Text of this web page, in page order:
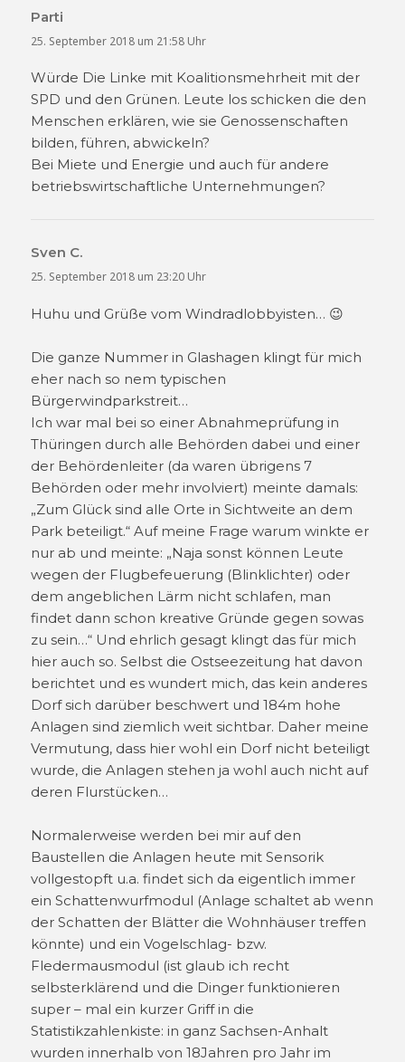
Parti
25. September 2018 um 21:58 Uhr
Würde Die Linke mit Koalitionsmehrheit mit der
SPD und den Grünen. Leute los schicken die den
Menschen erklären, wie sie Genossenschaften
bilden, führen, abwickeln?
Bei Miete und Energie und auch für andere
betriebswirtschaftliche Unternehmungen?
Sven C.
25. September 2018 um 23:20 Uhr
Huhu und Grüße vom Windradlobbyisten… 😉
Die ganze Nummer in Glashagen klingt für mich
eher nach so nem typischen
Bürgerwindparkstreit…
Ich war mal bei so einer Abnahmeprüfung in
Thüringen durch alle Behörden dabei und einer
der Behördenleiter (da waren übrigens 7
Behörden oder mehr involviert) meinte damals:
„Zum Glück sind alle Orte in Sichtweite an dem
Park beteiligt.“ Auf meine Frage warum winkte er
nur ab und meinte: „Naja sonst können Leute
wegen der Flugbefeuerung (Blinklichter) oder
dem angeblichen Lärm nicht schlafen, man
findet dann schon kreative Gründe gegen sowas
zu sein…“ Und ehrlich gesagt klingt das für mich
hier auch so. Selbst die Ostseezeitung hat davon
berichtet und es wundert mich, das kein anderes
Dorf sich darüber beschwert und 184m hohe
Anlagen sind ziemlich weit sichtbar. Daher meine
Vermutung, dass hier wohl ein Dorf nicht beteiligt
wurde, die Anlagen stehen ja wohl auch nicht auf
deren Flurstücken…
Normalerweise werden bei mir auf den
Baustellen die Anlagen heute mit Sensorik
vollgestopft u.a. findet sich da eigentlich immer
ein Schattenwurfmodul (Anlage schaltet ab wenn
der Schatten der Blätter die Wohnhäuser treffen
könnte) und ein Vogelschlag- bzw.
Fledermausmodul (ist glaub ich recht
selbsterklärend und die Dinger funktionieren
super – mal ein kurzer Griff in die
Statistikzahlenkiste: in ganz Sachsen-Anhalt
wurden innerhalb von 18Jahren pro Jahr im